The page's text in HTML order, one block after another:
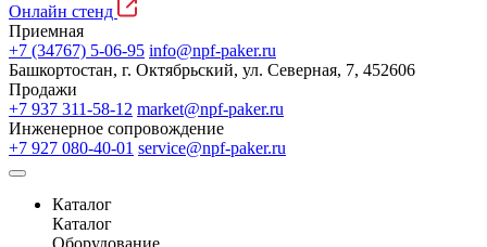
Онлайн стенд
Приемная
+7 (34767) 5-06-95 info@npf-paker.ru
Башкортостан, г. Октябрьский, ул. Северная, 7, 452606
Продажи
+7 937 311-58-12 market@npf-paker.ru
Инженерное сопровождение
+7 927 080-40-01 service@npf-paker.ru
Каталог
Каталог
Оборудование